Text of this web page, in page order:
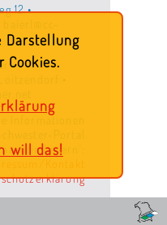
12 •
•
Informationen
Darstellung
Cookies.
will das!